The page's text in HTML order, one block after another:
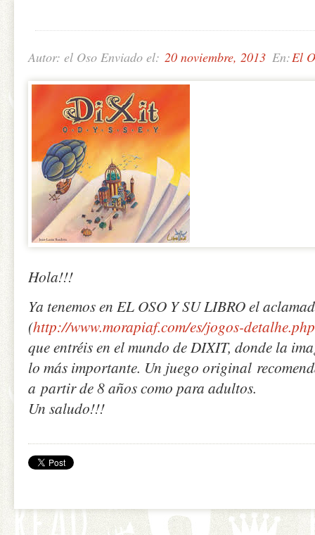
Autor: el Oso Enviado el: 20 noviembre, 2013 En:El
Hola!!!
Ya tenemos en EL OSO Y SU LIBRO el
(http://www.morapiaf.com/es/jogos-
que entréis en el mundo de DIXIT, donde la
lo más importante. Un juego original
a partir de 8 años como para adultos.
Un saludo!!!